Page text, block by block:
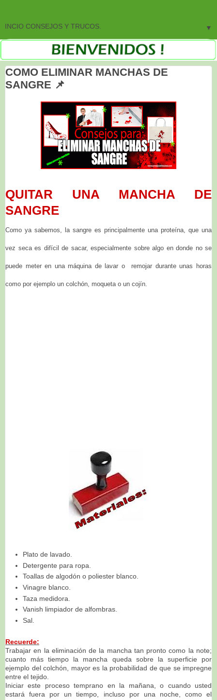
▼
COMO ELIMINAR MANCHAS DE
SANGRE 📌
QUITAR UNA MANCHA DE
SANGRE
Como ya sabemos, la sangre es principalmente una proteína, que una
vez seca es difícil de sacar, especialmente sobre algo en donde no se
puede meter en una máquina de lavar o remojar durante unas horas
como por ejemplo un colchón, moqueta o un cojín.
Plato de lavado.
Detergente para ropa.
Toallas de algodón o poliester blanco.
Vinagre blanco.
Taza medidora.
Vanish limpiador de alfombras.
Sal.
Recuerde:
Trabajar en la eliminación de la mancha tan pronto como la note;
cuanto más tiempo la mancha queda sobre la superficie por
ejemplo del colchón, mayor es la probabilidad de que se impregne
entre el tejido.
Iniciar este proceso temprano en la mañana, o cuando usted
estará fuera por un tiempo, incluso por una noche, como el